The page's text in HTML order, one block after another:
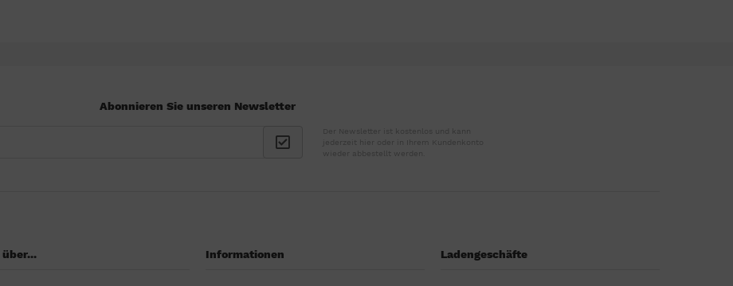
Abonnieren Sie unseren Newsletter
Der Newsletter ist kostenlos und kann
jederzeit hier oder in Ihrem Kundenkonto
wieder abbestellt werden.
Informationen Ladengeschäfte